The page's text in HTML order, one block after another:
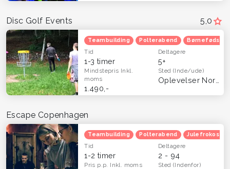
5,0
Disc Golf Events
Teambuilding Polterabend
Tid
1-3 timer
Deltagere
5+
Mindstepris Inkl.
moms
1.490,-
Sted(Inde/ude)
Escape Copenhagen
Teambuilding Polterabend Julefrokost
Tid
1-2 timer
Deltagere
2 - 94
Pris p.p. Inkl. moms Sted(Indenfor)